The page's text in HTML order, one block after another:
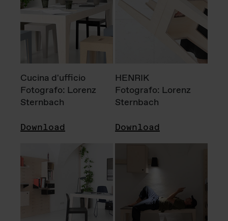
Cucina d'ufficio
Fotografo: Lorenz
Sternbach
Download
HENRIK
Fotografo: Lorenz
Sternbach
Download